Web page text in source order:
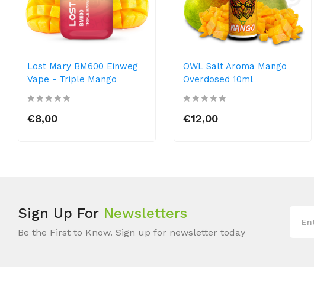
Lost Mary BM600 Einweg
Vape - Triple Mango
€8,00
OWL Salt Aroma Mango
Overdosed 10ml
€12,00
Sign Up For Newsletters
Be the First to Know. Sign up for newsletter today